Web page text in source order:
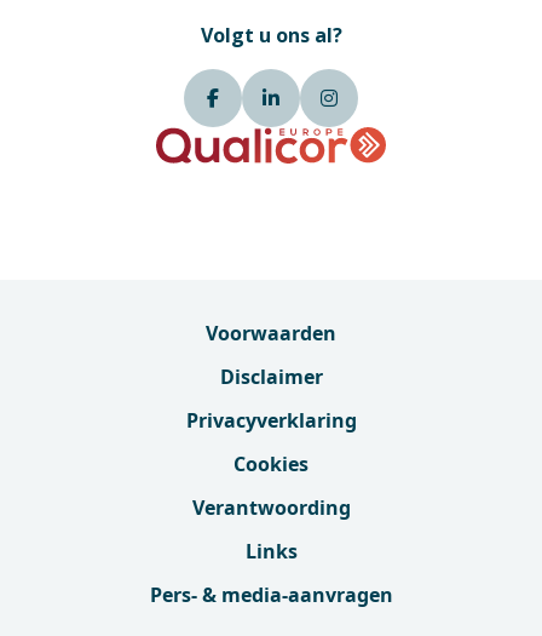
Volgt u ons al?
Voorwaarden
Disclaimer
Privacyverklaring
Cookies
Verantwoording
Links
Pers- & media-aanvragen